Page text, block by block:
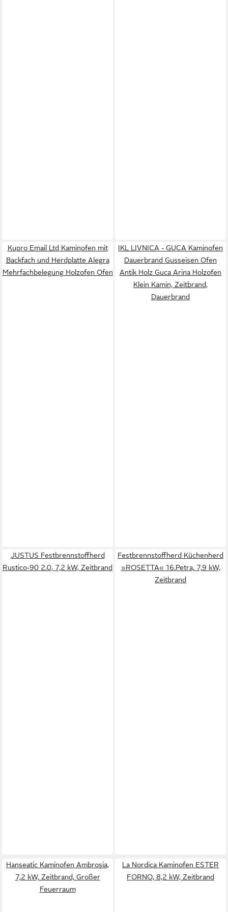
Kupro Email Ltd Kaminofen mit
Backfach und Herdplatte Alegra
Mehrfachbelegung Holzofen Ofen
IKL LIVNICA - GUCA Kaminofen
Dauerbrand Gusseisen Ofen
Antik Holz Guca Arina Holzofen
Klein Kamin, Zeitbrand,
Dauerbrand
JUSTUS Festbrennstoffherd
Rustico-90 2.0, 7,2 kW, Zeitbrand
Festbrennstoffherd Küchenherd
»ROSETTA« 16.Petra, 7,9 kW,
Zeitbrand
Hanseatic Kaminofen Ambrosia,
7,2 kW, Zeitbrand, Großer
Feuerraum
La Nordica Kaminofen ESTER
FORNO, 8,2 kW, Zeitbrand